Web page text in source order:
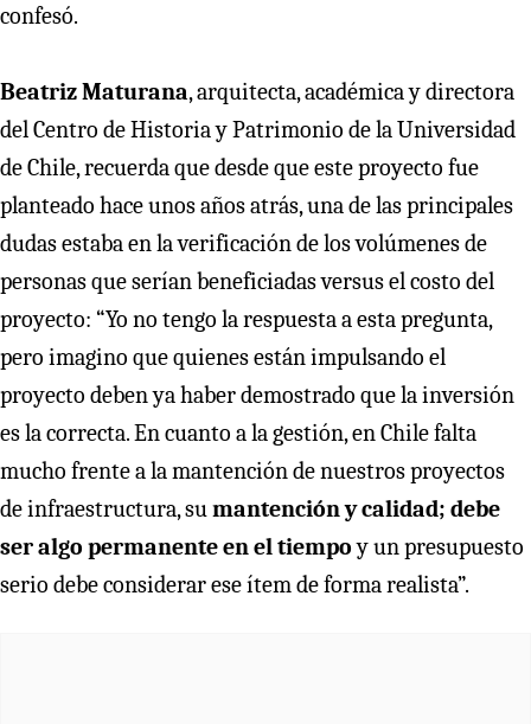
confesó.
Beatriz Maturana, arquitecta, académica y directora
del Centro de Historia y Patrimonio de la Universidad
de Chile, recuerda que desde que este proyecto fue
planteado hace unos años atrás, una de las principales
dudas estaba en la verificación de los volúmenes de
personas que serían beneficiadas versus el costo del
proyecto: “Yo no tengo la respuesta a esta pregunta,
pero imagino que quienes están impulsando el
proyecto deben ya haber demostrado que la inversión
es la correcta. En cuanto a la gestión, en Chile falta
mucho frente a la mantención de nuestros proyectos
de infraestructura, sumantención y calidad; debe
ser algo permanente en el tiempoy un presupuesto
serio debe considerar ese ítem de forma realista”.